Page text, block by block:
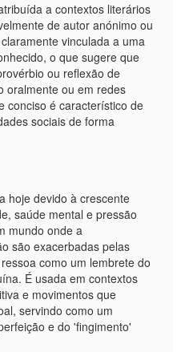
a contextos literários
de autor anónimo ou
vinculada a uma
o que sugere que
ou reflexão de
oralmente ou em redes
conciso é característico de
sociais de forma
hoje devido à crescente
saúde mental e pressão
mundo onde a
são exacerbadas pelas
como um lembrete do
É usada em contextos
e movimentos que
servindo como um
e do 'fingimento'